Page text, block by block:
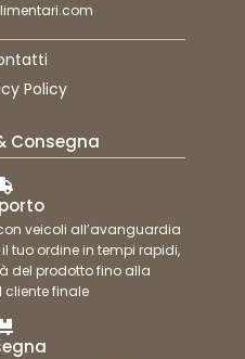
Policy
Consegna
veicoli all’avanguardia
tuo ordine in tempi rapidi,
del prodotto fino alla
finale